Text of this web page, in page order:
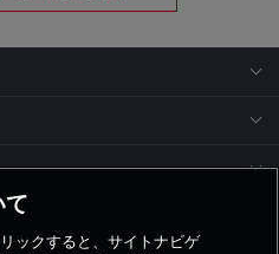
ックすると、サイトナビゲ